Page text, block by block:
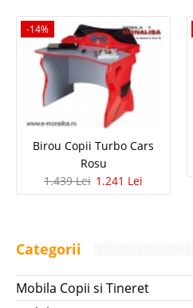
-14%
Birou Copii Turbo Cars
Rosu
1.439 Lei 1.241 Lei
Categorii
Mobila Copii si Tineret